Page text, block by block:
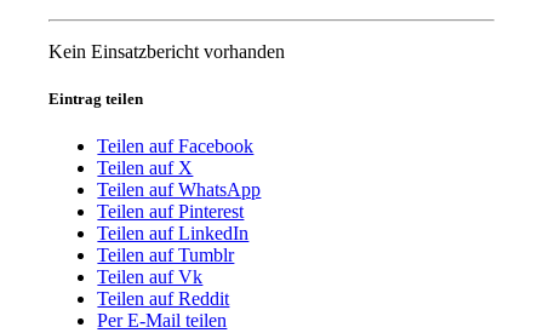
Kein Einsatzbericht vorhanden
Eintrag teilen
Teilen auf Facebook
Teilen auf X
Teilen auf WhatsApp
Teilen auf Pinterest
Teilen auf LinkedIn
Teilen auf Tumblr
Teilen auf Vk
Teilen auf Reddit
Per E-Mail teilen